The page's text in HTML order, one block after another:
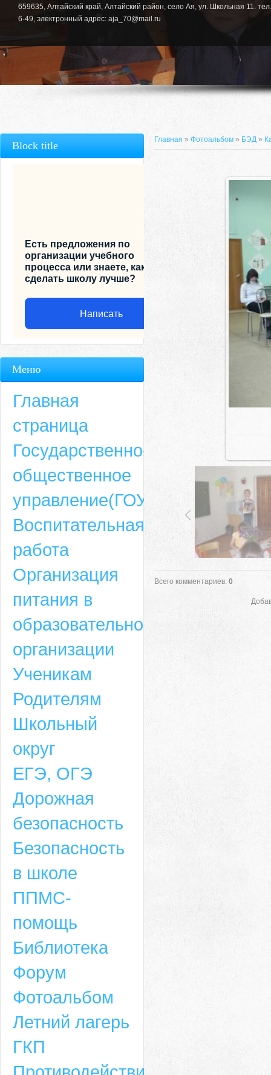
659635, Алтайский край, Алтайский район, село Ая, ул. Школьная 11.
6-49, электронный адрес: aja_70@mail.ru
Адрес
659635, Алтайский край, Алтайский район, село Ая, ул. Школьная 11.
6-49, электронный адрес: aja_70@mail.ru
Адрес
6-49, электронный адрес: aja_70@mail.ru
Главная » Фотоальбом » БЭД »
Всего комментариев: 0
Block title
Есть предложения по
организации учебного
процесса или знаете, как
сделать школу лучше?
Написать
Меню
Главная
страница
Государственно-
общественное
управление(ГОУ)
Воспитательная
работа
Организация
питания в
образовательной
организации
Ученикам
Родителям
Школьный
округ
ЕГЭ, ОГЭ
Дорожная
безопасность
Безопасность
в школе
ППМС-
помощь
Библиотека
Форум
Фотоальбом
Летний лагерь
ГКП